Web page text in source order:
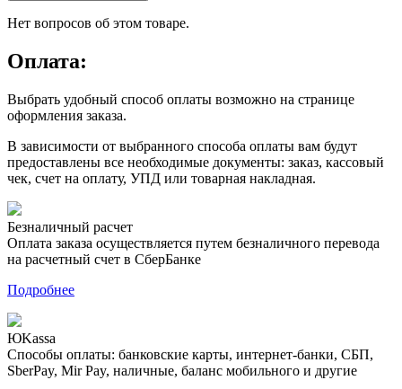
Нет вопросов об этом товаре.
Оплата:
Выбрать удобный способ оплаты возможно на странице
оформления заказа.
В зависимости от выбранного способа оплаты вам будут
предоставлены все необходимые документы: заказ, кассовый
чек, счет на оплату, УПД или товарная накладная.
Безналичный расчет
Оплата заказа осуществляется путем безналичного перевода
на расчетный счет в СберБанке
Подробнее
ЮKassa
Способы оплаты: банковские карты, интернет-банки, СБП,
SberPay, Mir Pay, наличные, баланс мобильного и другие